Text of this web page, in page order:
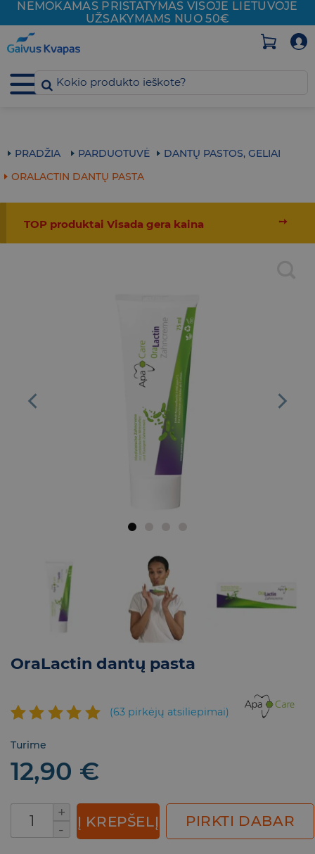
Skip
to
content
NEMOKAMAS PRISTATYMAS VISOJE LIETUVOJE
UŽSAKYMAMS NUO 50€
PRADŽIA PARDUOTUVĖ
DANTŲ PASTOS, GELIAI
ORALACTIN DANTŲ PASTA
➙
TOP produktai Visada gera kaina
OraLactin dantų pasta
4.90
(viso
įvertinimų:
(63pirkėjų atsiliepimai)
Turime
12,90 €
produkto kiekis: OraLactin dantų pasta
Į KREPŠELĮ PIRKTI DABAR